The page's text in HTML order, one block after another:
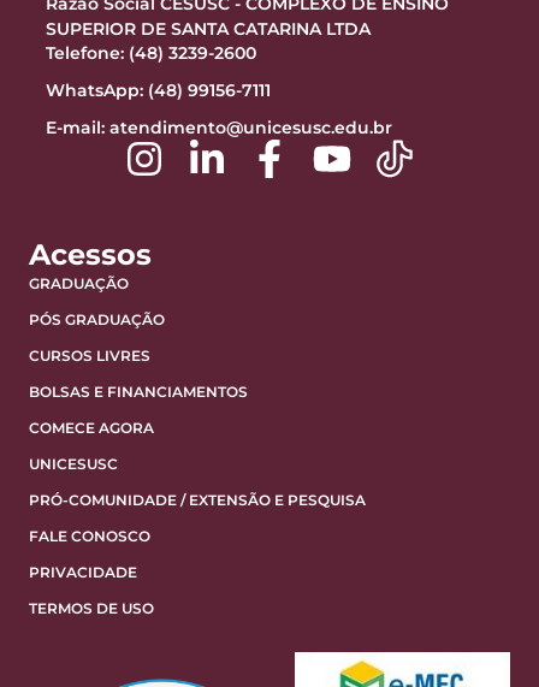
SUPERIOR DE SANTA CATARINA LTDA
Telefone: (48) 3239-2600
WhatsApp: (48) 99156-7111
E-mail: atendimento@unicesusc.edu.br
Acessos
GRADUAÇÃO
PÓS GRADUAÇÃO
CURSOS LIVRES
BOLSAS E FINANCIAMENTOS
COMECE AGORA
UNICESUSC
PRÓ-COMUNIDADE / EXTENSÃO E PESQUISA
FALE CONOSCO
PRIVACIDADE
TERMOS DE USO